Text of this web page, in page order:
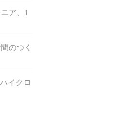
ア、1
のつく
イクロ